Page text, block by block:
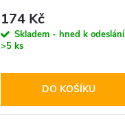
174 Kč
Skladem - hned k odeslání
>5 ks
DO KOŠÍKU